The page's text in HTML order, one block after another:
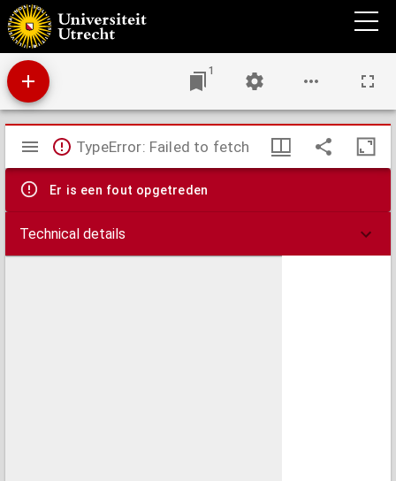
Apologia breuis et necessaria Marci Beumleri Tigurini, in qua primò exponuntur
caussae, cur Iacobi Andre[a]e manus & lingua, instar Ismaelis, sit contra omnes. :
Deinde diluuntur falsae criminationes, quas in postremis suis scriptis adversus D. Jo.
Jacobum Gryn[a]eum, partim in Marcum Beumlerum, partim in D. Huldrichum
Zwinglium, partim deníque in inclitam Rempub. Tigurinam, sine fronte & mente
confinxit.
1
Mirador
viewer
TypeError: Failed to fetch
Er is een fout opgetreden
Technical details